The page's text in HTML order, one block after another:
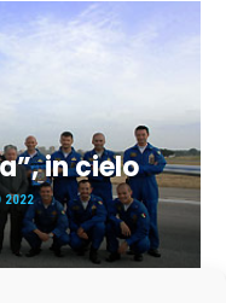
in cielo
2022